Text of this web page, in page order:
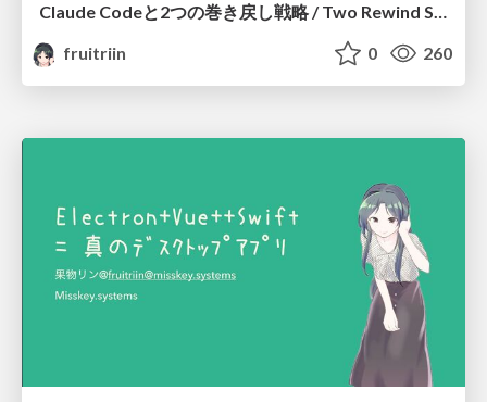
Claude Codeと2つの巻き戻し戦略 / Two Rewind Strategies with Claude Code
fruitriin
0 260